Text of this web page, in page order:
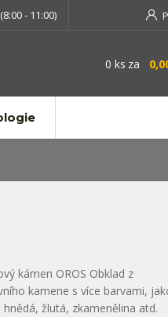
- 11:00)
0 ks za
kámen OROS Obklad z
kamene s více barvami,
žlutá, zkamenělina atd.